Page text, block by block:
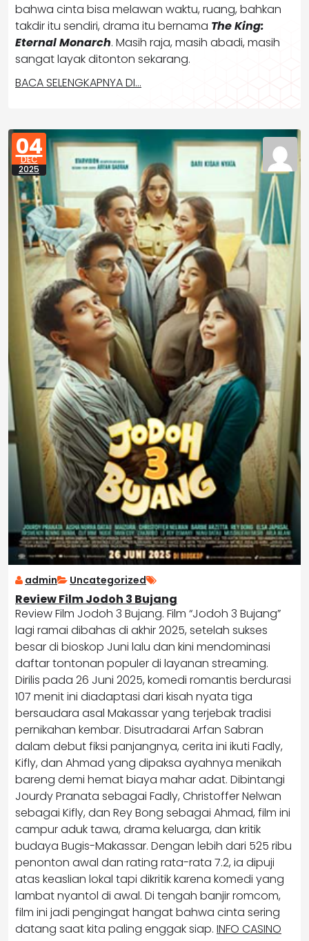
bahwa cinta bisa melawan waktu, ruang, bahkan
takdir itu sendiri, drama itu bernama The King:
Eternal Monarch. Masih raja, masih abadi, masih
sangat layak ditonton sekarang.
BACA SELENGKAPNYA DI…
04
DEC
2025
admin Uncategorized
Review Film Jodoh 3 Bujang
Review Film Jodoh 3 Bujang. Film “Jodoh 3 Bujang”
lagi ramai dibahas di akhir 2025, setelah sukses
besar di bioskop Juni lalu dan kini mendominasi
daftar tontonan populer di layanan streaming.
Dirilis pada 26 Juni 2025, komedi romantis berdurasi
107 menit ini diadaptasi dari kisah nyata tiga
bersaudara asal Makassar yang terjebak tradisi
pernikahan kembar. Disutradarai Arfan Sabran
dalam debut fiksi panjangnya, cerita ini ikuti Fadly,
Kifly, dan Ahmad yang dipaksa ayahnya menikah
bareng demi hemat biaya mahar adat. Dibintangi
Jourdy Pranata sebagai Fadly, Christoffer Nelwan
sebagai Kifly, dan Rey Bong sebagai Ahmad, film ini
campur aduk tawa, drama keluarga, dan kritik
budaya Bugis-Makassar. Dengan lebih dari 525 ribu
penonton awal dan rating rata-rata 7.2, ia dipuji
atas keaslian lokal tapi dikritik karena komedi yang
lambat nyantol di awal. Di tengah banjir romcom,
film ini jadi pengingat hangat bahwa cinta sering
datang saat kita paling enggak siap. INFO CASINO